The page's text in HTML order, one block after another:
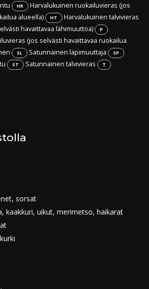
HR
Harvalukuinen ruokailuvieras (jos
alueella)
HT Harvalukuinen talvivieras
havaittavaa lähimuuttoa) P
(jos selvästi havaittavaa ruokailua
SL Satunnainen läpimuuttaja SP
ST Satunnainen talvivieras T
sorsat
kaakkuri, uikut, merimetso, haikarat